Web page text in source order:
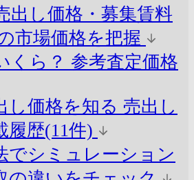
出し価格・募集賃料
市場価格を把握
くら？ 参考査定価格
し価格を知る 売出し
履歴(11件)
でシミュレーション